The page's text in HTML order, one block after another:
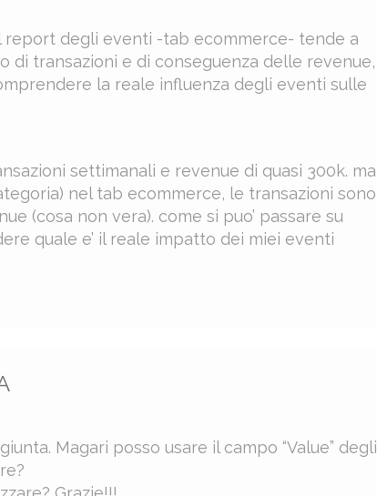
report degli eventi -tab ecommerce- tende a
transazioni e di conseguenza delle revenue,
la reale influenza degli eventi sulle
settimanali e revenue di quasi 300k. ma
nel tab ecommerce, le transazioni sono
(cosa non vera). come si puo’ passare su
quale e’ il reale impatto dei miei eventi
Magari posso usare il campo “Value” degli